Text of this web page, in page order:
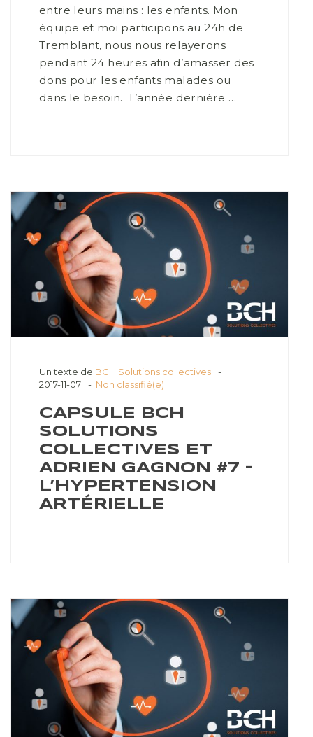
entre leurs mains : les enfants. Mon
équipe et moi participons au 24h de
Tremblant, nous nous relayerons
pendant 24 heures afin d’amasser des
dons pour les enfants malades ou
dans le besoin. L’année dernière …
Un texte de BCH Solutions collectives
2017-11-07
Non classifié(e)
CAPSULE BCH
SOLUTIONS
COLLECTIVES ET
ADRIEN GAGNON #7 –
L’HYPERTENSION
ARTÉRIELLE